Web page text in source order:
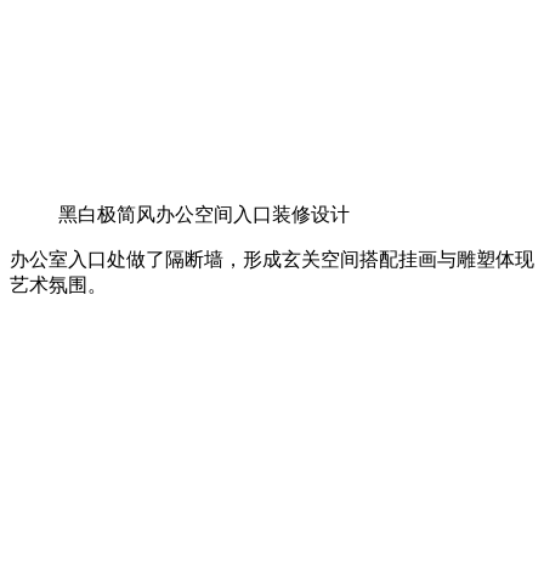
黑白极简风办公空间入口装修设计
办公室入口处做了隔断墙，形成玄关空间搭配挂画与雕塑体现
艺术氛围。